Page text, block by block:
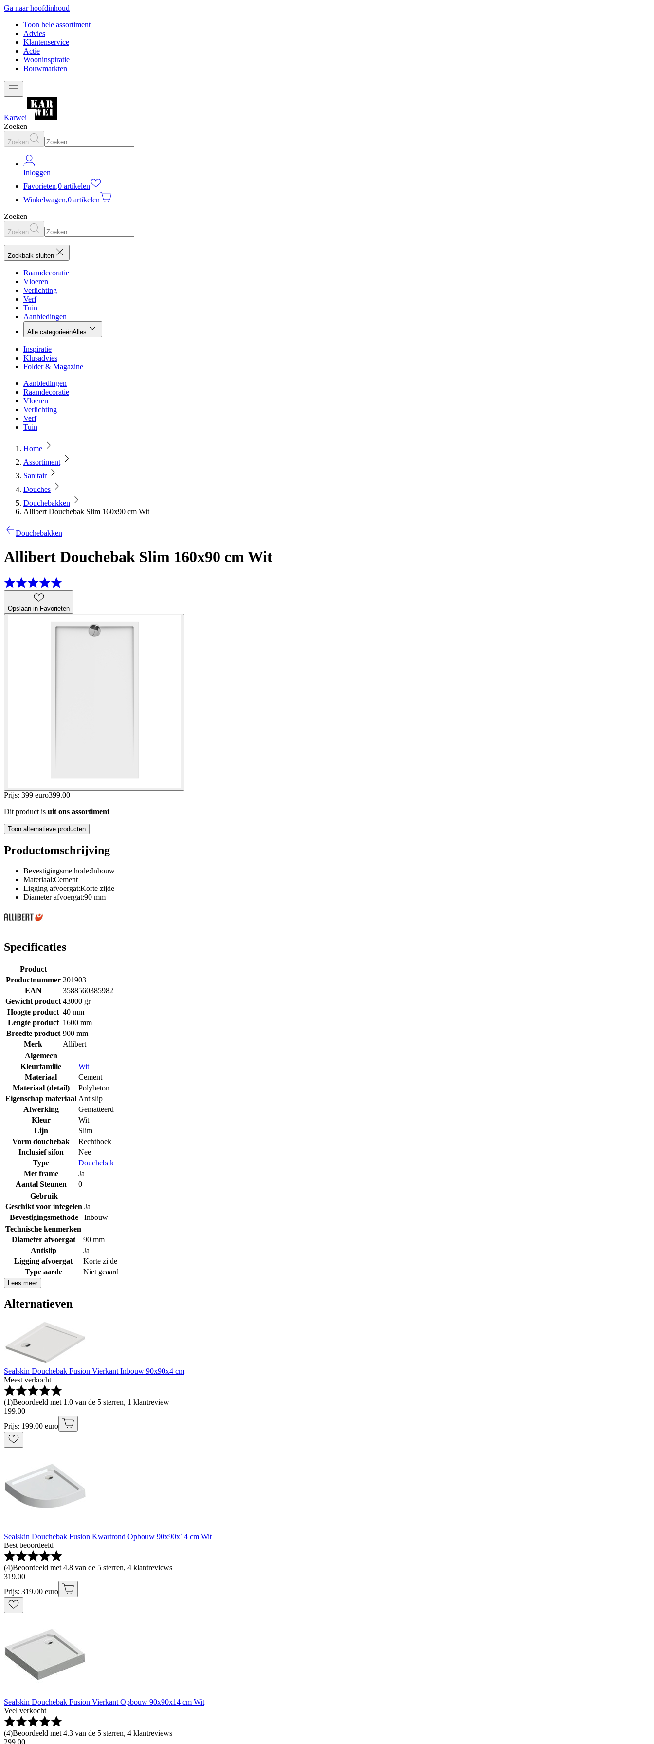
Ga naar hoofdinhoud
Toon hele assortiment
Advies
Klantenservice
Actie
Wooninspiratie
Bouwmarkten
Karwei
Zoeken
Zoeken
Inloggen
Favorieten,0 artikelen
Winkelwagen,0 artikelen
Zoeken
Zoeken
Zoekbalk sluiten
Raamdecoratie
Vloeren
Verlichting
Verf
Tuin
Aanbiedingen
Alle categorieënAlles
Inspiratie
Klusadvies
Folder & Magazine
Aanbiedingen
Raamdecoratie
Vloeren
Verlichting
Verf
Tuin
Home
Assortiment
Sanitair
Douches
Douchebakken
Allibert Douchebak Slim 160x90 cm Wit
Douchebakken
Allibert Douchebak Slim 160x90 cm Wit
Opslaan in Favorieten
Prijs: 399 euro399.00
Dit product is uit ons assortiment
Toon alternatieve producten
Productomschrijving
Bevestigingsmethode:Inbouw
Materiaal:Cement
Ligging afvoergat:Korte zijde
Diameter afvoergat:90 mm
Specificaties
Product
Productnummer 201903
EAN
3588560385982
Gewicht product 43000 gr
Hoogte product 40 mm
Lengte product 1600 mm
Breedte product 900 mm
Merk
Allibert
Algemeen
Kleurfamilie
Wit
Materiaal
Cement
Materiaal (detail)
Polybeton
Eigenschap materiaal Antislip
Afwerking
Gematteerd
Kleur
Wit
Lijn
Slim
Vorm douchebak
Rechthoek
Inclusief sifon
Nee
Type
Douchebak
Met frame
Ja
Aantal Steunen
0
Gebruik
Geschikt voor integelen Ja
Bevestigingsmethode
Inbouw
Technische kenmerken
Diameter afvoergat
90 mm
Antislip
Ja
Ligging afvoergat
Korte zijde
Type aarde
Niet geaard
Lees meer
Alternatieven
Sealskin Douchebak Fusion Vierkant Inbouw 90x90x4 cm
Meest verkocht
(1)Beoordeeld met 1.0 van de 5 sterren, 1 klantreview
199.00
Prijs: 199.00 euro
Sealskin Douchebak Fusion Kwartrond Opbouw 90x90x14 cm Wit
Best beoordeeld
(4)Beoordeeld met 4.8 van de 5 sterren, 4 klantreviews
319.00
Prijs: 319.00 euro
Sealskin Douchebak Fusion Vierkant Opbouw 90x90x14 cm Wit
Veel verkocht
(4)Beoordeeld met 4.3 van de 5 sterren, 4 klantreviews
299.00